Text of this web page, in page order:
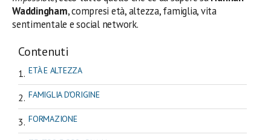
Waddingham, compresi età, altezza, famiglia, vita
sentimentale e social network.
Contenuti
ETÀ E ALTEZZA
FAMIGLIA D'ORIGINE
FORMAZIONE